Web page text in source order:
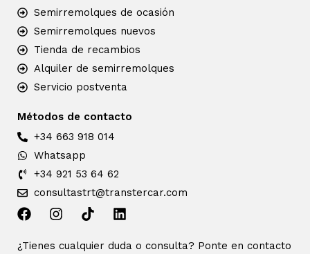
Semirremolques de ocasión
Semirremolques nuevos
Tienda de recambios
Alquiler de semirremolques
Servicio postventa
Métodos de contacto
+34 663 918 014
Whatsapp
+34 921 53 64 62
consultastrt@transtercar.com
¿Tienes cualquier duda o consulta? Ponte en contacto